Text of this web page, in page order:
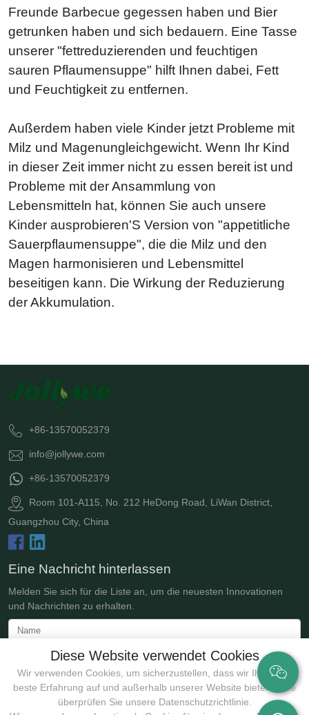
Freunde Barbecue gegessen haben und Bier
getrunken haben und sich bedauern. Eine Tasse
unserer "fettreduzierenden und feuchtigen
sauren Pflaumensuppe" hilft Ihnen dabei, Fett
und Feuchtigkeit zu entfernen.
Außerdem haben viele Kinder jetzt Probleme mit
Milz und Magenungleichgewicht. Wenn Ihr Kind
in dieser Zeit immer nicht zu essen bereit ist und
Probleme mit der Ansammlung von
Lebensmitteln hat, können Sie auch unsere
Kinder ausprobieren'S Version von "appetitliche
Sauerpflaumensuppe", die die Milz und den
Magen harmonisieren und Lebensmittel
beseitigen kann. Die Wirkung der Reduzierung
der Akkumulation.
Diese Website verwendet Cookies
Wir verwenden Cookies, um sicherzustellen, dass wir Ihnen die
beste Erfahrung auf und außerhalb unserer Website bieten. Bitte
überprüfen Sie unsere Datenschutzrichtlinie.
+86-13570052379
info@jollywe.com
+86-13570052379
Room 101-A115, No. 212 HeDong Road, LiWan District,
Guangzhou City, China
Eine Nachricht hinterlassen
Melden Sie sich für die Liste an, um die neuesten Innovationen
und Nachrichten zu erhalten.